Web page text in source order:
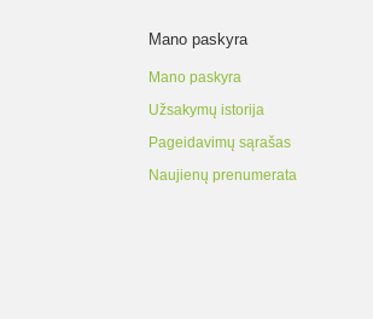
Mano paskyra
Mano paskyra
Užsakymų istorija
Pageidavimų sąrašas
Naujienų prenumerata